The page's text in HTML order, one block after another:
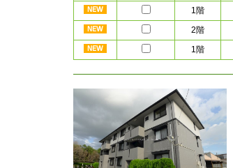
1階
2階
1階